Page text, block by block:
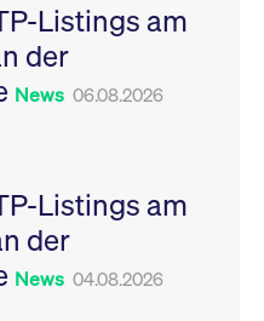
Listings am
der
News 06.08.2026
Listings am
der
News 04.08.2026
Sitzungen geehrt